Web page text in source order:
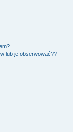
lub je obserwować??